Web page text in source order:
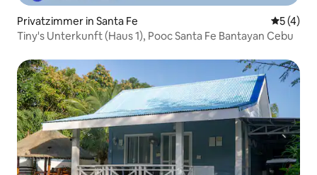
Privatzimmer in Santa Fe
5 (4)
Tiny's Unterkunft (Haus 1), Pooc Santa Fe Bantayan Cebu